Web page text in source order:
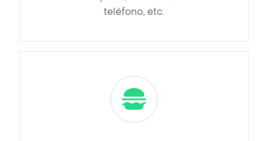
teléfono, etc.